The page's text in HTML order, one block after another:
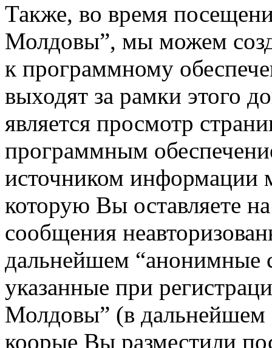
Также, во время
Молдовы”, мы можем
к программному
выходят за рамки этого
является просмотр
программным
источником информации
которую Вы оставляете
сообщения
дальнейшем “анонимные
указанные при
Молдовы” (в дальнейшем
коорые Вы разместили